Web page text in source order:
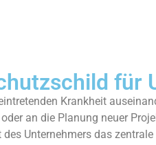
für
Krankheit
an die Planung neuer
Unternehmers das